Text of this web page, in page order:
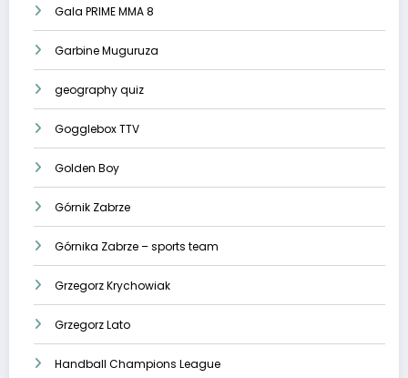
Gala PRIME MMA 8
Garbine Muguruza
geography quiz
Gogglebox TTV
Golden Boy
Górnik Zabrze
Górnika Zabrze – sports team
Grzegorz Krychowiak
Grzegorz Lato
Handball Champions League